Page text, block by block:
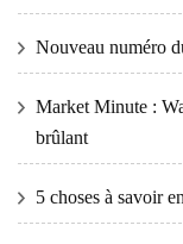
Nouveau numéro
Market Minute :
brûlant
5 choses à savoir